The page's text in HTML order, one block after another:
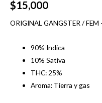
$15,000
ORIGINAL GANGSTER /
90% Indica
10% Sativa
THC: 25%
Aroma: Tierra y gas